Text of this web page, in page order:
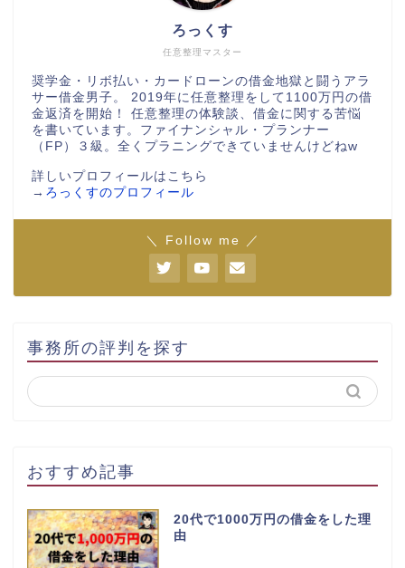
任意整理マスター
ろっくす
奨学金・リボ払い・カードローンの借金地獄と闘うアラ
サー借金男子。 2019年に任意整理をして1100万円の借
金返済を開始！ 任意整理の体験談、借金に関する苦悩
を書いています。ファイナンシャル・プランナー
（FP）３級。全くプラニングできていませんけどねw
詳しいプロフィールはこちら
→ ろっくすのプロフィール
＼ Follow me ／
事務所の評判を探す
おすすめ記事
20代で1000万円の借金をした理
由